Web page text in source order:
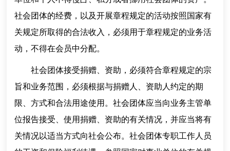
社会团体的经费，以及开展章程规定的活动按照国家有
关规定所取得的合法收入，必须用于章程规定的业务活
动，不得在会员中分配。
社会团体接受捐赠、资助，必须符合章程规定的宗
旨和业务范围，必须根据与捐赠人、资助人约定的期
限、方式和合法用途使用。社会团体应当向业务主管单
位报告接受、使用捐赠、资助的有关情况，并应当将有
关情况以适当方式向社会公布。社会团体专职工作人员